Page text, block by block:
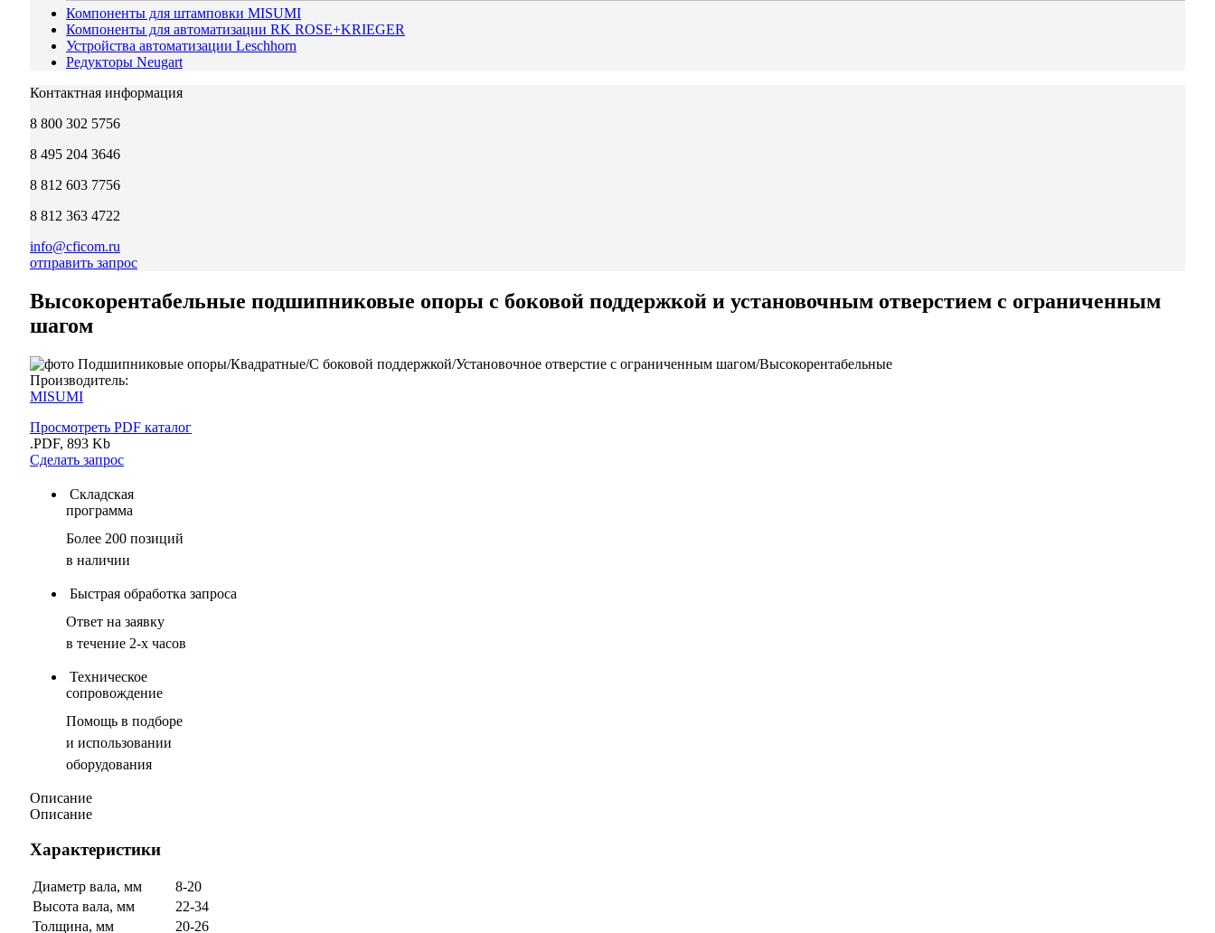
Компоненты для штамповки MISUMI
Компоненты для автоматизации RK ROSE+KRIEGER
Устройства автоматизации Leschhorn
Редукторы Neugart
Контактная информация
8 800 302 5756
8 495 204 3646
8 812 603 7756
8 812 363 4722
info@cficom.ru
отправить запрос
Высокорентабельные подшипниковые опоры с боковой поддержкой и установочным отверстием с ограниченным
шагом
Производитель:
MISUMI
Просмотреть PDF каталог
.PDF, 893 Kb
Сделать запрос
Складская
программа
Более 200 позиций
в наличии
Быстрая обработка запроса
Ответ на заявку
в течение 2-х часов
Техническое
сопровождение
Помощь в подборе
и использовании
оборудования
Описание
Описание
Характеристики
Диаметр вала, мм
8-20
Высота вала, мм
22-34
Толщина, мм
20-26